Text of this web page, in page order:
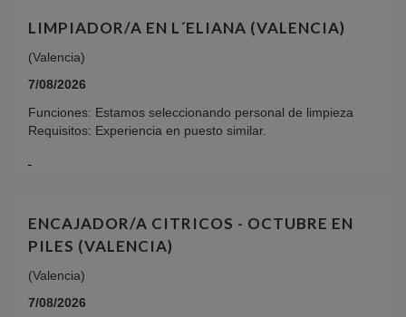
LIMPIADOR/A EN L´ELIANA (VALENCIA)
(Valencia)
7/08/2026
Funciones: Estamos seleccionando personal de limpieza
Requisitos: Experiencia en puesto similar.
ENCAJADOR/A CITRICOS - OCTUBRE EN
PILES (VALENCIA)
(Valencia)
7/08/2026